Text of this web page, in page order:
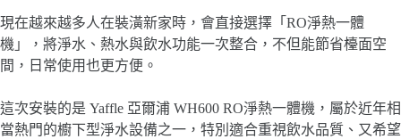
現在越來越多人在裝潢新家時，會直接選擇「RO淨熱一體
機」，將淨水、熱水與飲水功能一次整合，不但能節省檯面空
間，日常使用也更方便。
這次安裝的是 Yaffle 亞爾浦 WH600 RO淨熱一體機，屬於近年相
當熱門的櫥下型淨水設備之一，特別適合重視飲水品質、又希望